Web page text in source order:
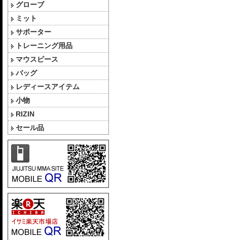
グローブ
ミット
サポーター
トレーニング用品
マウスピース
バッグ
レディースアイテム
小物
RIZIN
セール品